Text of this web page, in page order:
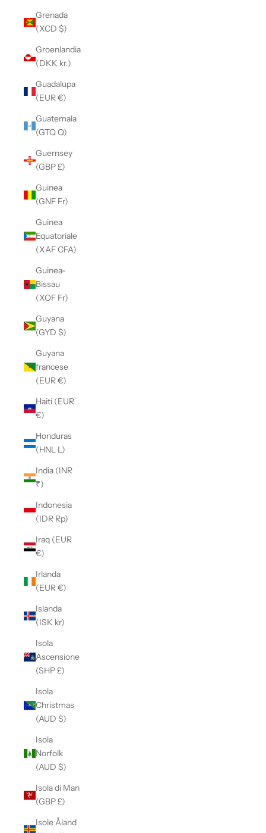
Grenada
(XCD $)
Groenlandia
(DKK kr.)
Guadalupa
(EUR €)
Guatemala
(GTQ Q)
Guernsey
(GBP £)
Guinea
(GNF Fr)
Guinea
Equatoriale
(XAF CFA)
Guinea-
Bissau
(XOF Fr)
Guyana
(GYD $)
Guyana
francese
(EUR €)
Haiti (EUR
€)
Honduras
(HNL L)
India (INR
₹)
Indonesia
(IDR Rp)
Iraq (EUR
€)
Irlanda
(EUR €)
Islanda
(ISK kr)
Isola
Ascensione
(SHP £)
Isola
Christmas
(AUD $)
Isola
Norfolk
(AUD $)
Isola di Man
(GBP £)
Isole Åland